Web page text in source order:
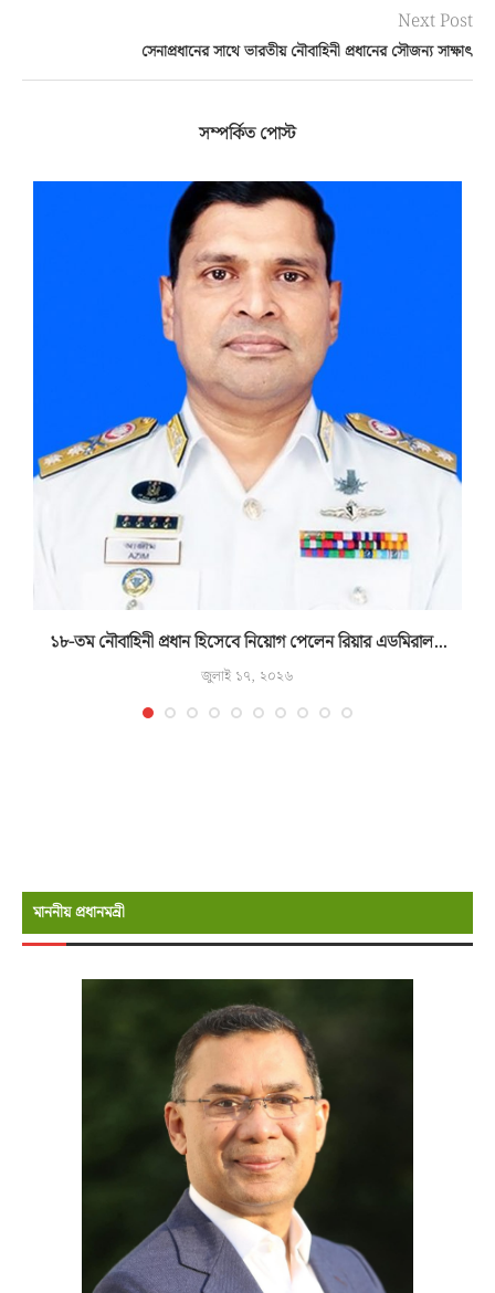
Next Post
সেনাপ্রধানের সাথে ভারতীয় নৌবাহিনী প্রধানের সৌজন্য সাক্ষাৎ
সম্পর্কিত পোস্ট
১৮-তম নৌবাহিনী প্রধান হিসেবে নিয়োগ পেলেন রিয়ার এডমিরাল...
জুলাই ১৭, ২০২৬
মাননীয় প্রধানমন্রী